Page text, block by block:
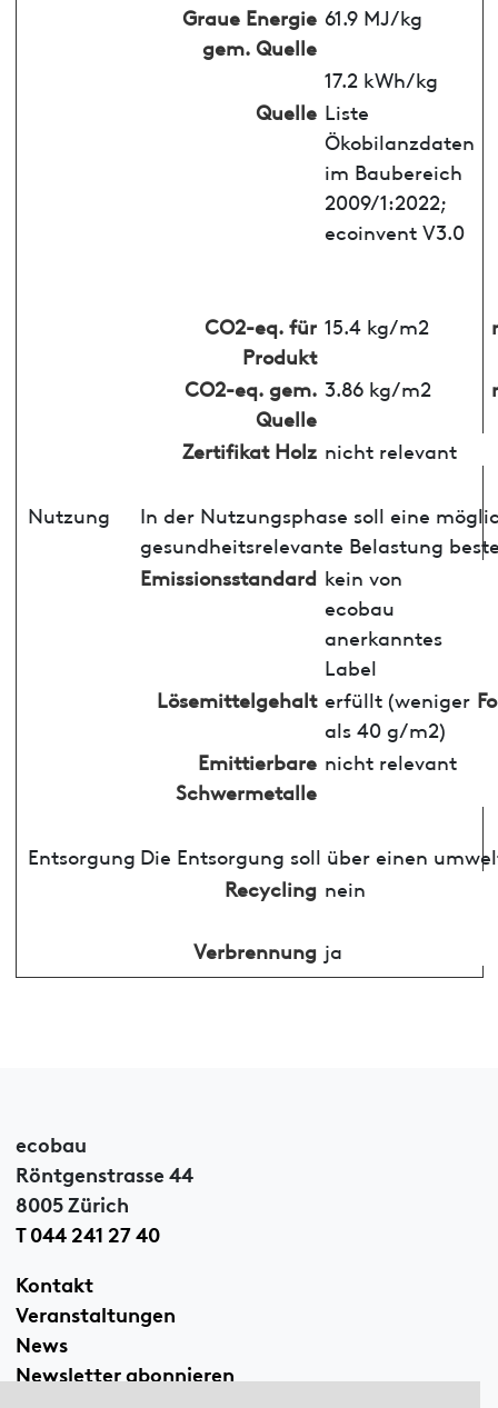
Graue Energie
gem. Quelle
61.9 MJ/kg
17.2 kWh/kg
Quelle Liste
Ökobilanzdaten
im Baubereich
2009/1:2022;
ecoinvent V3.0
CO2-eq. für
Produkt
15.4 kg/m2
CO2-eq. gem.
Quelle
3.86 kg/m2
Zertifikat Holz nicht relevant
Nutzung
In der Nutzungsphase soll eine
gesundheitsrelevante Belastung
Emissionsstandard kein von
ecobau
anerkanntes
Label
Lösemittelgehalt erfüllt (weniger
als 40 g/m2)
Emittierbare
Schwermetalle
nicht relevant
Entsorgung Die Entsorgung soll über einen
Recycling nein
Verbrennung ja
ecobau
Röntgenstrasse 44
8005 Zürich
T 044 241 27 40
Kontakt
Veranstaltungen
News
Newsletter abonnieren